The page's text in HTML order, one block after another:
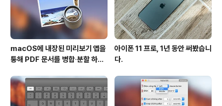
macOS에 내장된 미리보기 앱을
통해 PDF 문서를 병합∙분할 하는
아이폰 11 프로, 1년 동안 써봤습니
다.